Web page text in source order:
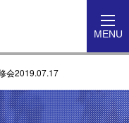
MENU
会2019.07.17